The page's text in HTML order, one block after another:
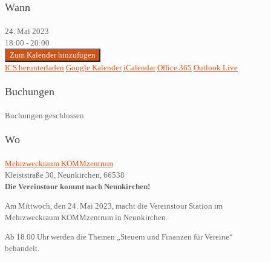
Wann
24. Mai 2023
18:00 - 20:00
Zum Kalender hinzufügen
ICS herunterladen Google Kalender iCalendar Office 365 Outlook Live
Buchungen
Buchungen geschlossen
Wo
Mehrzweckraum KOMMzentrum
Kleiststraße 30, Neunkirchen, 66538
Die Vereinstour kommt nach Neunkirchen!
Am Mittwoch, den 24. Mai 2023, macht die Vereinstour Station im
Mehrzweckraum KOMMzentrum in Neunkirchen.
Ab 18.00 Uhr werden die Themen „Steuern und Finanzen für Vereine“
behandelt.